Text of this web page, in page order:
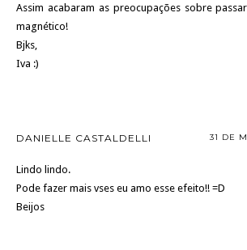
Assim acabaram as preocupações sobre
magnético!
Bjks,
Iva :)
DANIELLE CASTALDELLI 31 DE
Lindo lindo.
Pode fazer mais vses eu amo esse efeito!! =D
Beijos